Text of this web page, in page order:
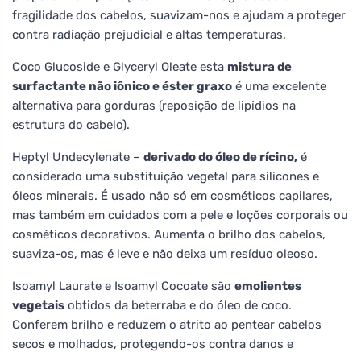
fragilidade dos cabelos, suavizam-nos e ajudam a proteger
contra radiação prejudicial e altas temperaturas.
Coco Glucoside e Glyceryl Oleate esta mistura de
surfactante não iônico e éster graxo é uma excelente
alternativa para gorduras (reposição de lipídios na
estrutura do cabelo).
Heptyl Undecylenate – derivado do óleo de rícino, é
considerado uma substituição vegetal para silicones e
óleos minerais. É usado não só em cosméticos capilares,
mas também em cuidados com a pele e loções corporais ou
cosméticos decorativos. Aumenta o brilho dos cabelos,
suaviza-os, mas é leve e não deixa um resíduo oleoso.
Isoamyl Laurate e Isoamyl Cocoate são emolientes
vegetais obtidos da beterraba e do óleo de coco.
Conferem brilho e reduzem o atrito ao pentear cabelos
secos e molhados, protegendo-os contra danos e